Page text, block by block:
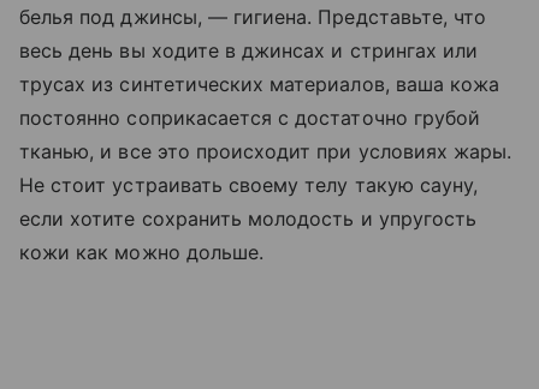
белья под джинсы, — гигиена. Представьте, что
весь день вы ходите в джинсах и стрингах или
трусах из синтетических материалов, ваша кожа
постоянно соприкасается с достаточно грубой
тканью, и все это происходит при условиях жары.
Не стоит устраивать своему телу такую сауну,
если хотите сохранить молодость и упругость
кожи как можно дольше.